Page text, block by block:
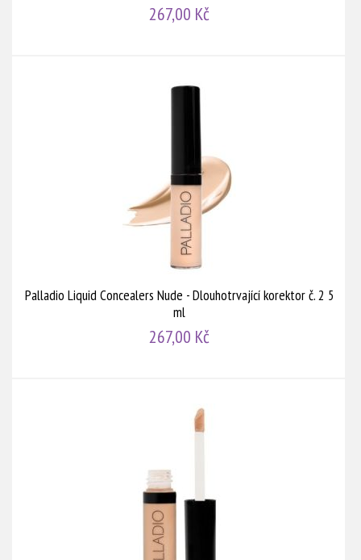
267,00 Kč
Palladio Liquid Concealers Nude - Dlouhotrvající korektor č. 2 5
ml
267,00 Kč